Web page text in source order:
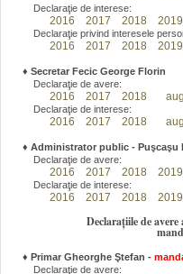
Declaraţie de interese:
2016 2017 2018 2019
Declaraţie privind interesele
2016 2017 2018 2019
♦ Secretar Fecic George Florin
Declaraţie de avere:
2016 2017 2018
Declaraţie de interese:
2016 2017 2018
♦ Administrator public - Puşcaşu
Declaraţie de avere:
2016 2017 2018 2019
Declaraţie de interese:
2016 2017 2018 2019
Declarațiile de
♦ Primar Gheorghe Ştefan -
Declaraţie de avere: